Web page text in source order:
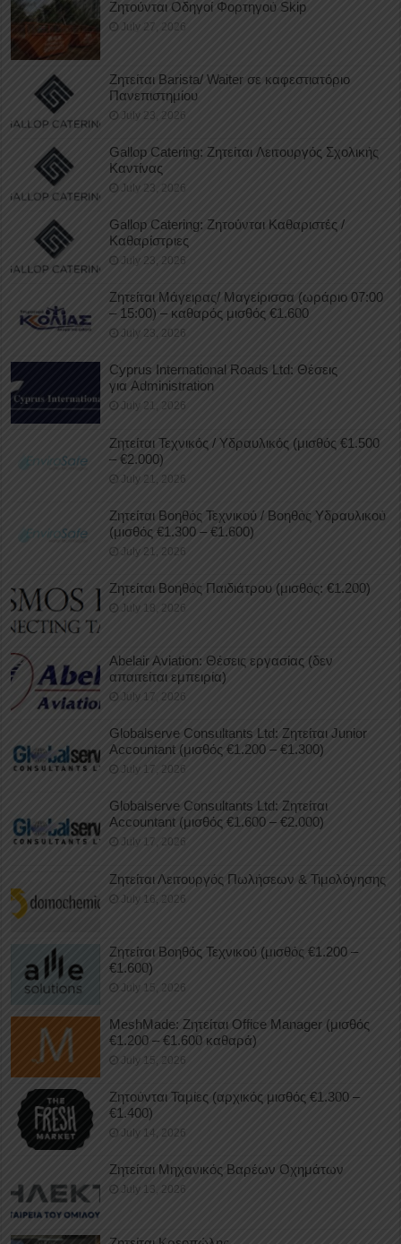
Ζητούνται Οδηγοί Φορτηγού Skip
July 27, 2026
Ζητείται Barista/ Waiter σε καφεστιατόριο
Πανεπιστημίου
July 23, 2026
Gallop Catering: Ζητείται Λειτουργός Σχολικής
Καντίνας
July 23, 2026
Gallop Catering: Ζητούνται Καθαριστές /
Καθαρίστριες
July 23, 2026
Ζητείται Μάγειρας/ Μαγείρισσα (ωράριο 07:00
– 15:00) – καθαρός μισθός €1.600
July 23, 2026
Cyprus International Roads Ltd: Θέσεις
για Administration
July 21, 2026
Ζητείται Τεχνικός / Υδραυλικός (μισθός €1.500
– €2.000)
July 21, 2026
Ζητείται Βοηθός Τεχνικού / Βοηθός Υδραυλικού
(μισθός €1.300 – €1.600)
July 21, 2026
Ζητείται Βοηθός Παιδιάτρου (μισθός: €1.200)
July 18, 2026
Abelair Aviation: Θέσεις εργασίας (δεν
απαιτείται εμπειρία)
July 17, 2026
Globalserve Consultants Ltd: Ζητείται Junior
Accountant (μισθός €1.200 – €1.300)
July 17, 2026
Globalserve Consultants Ltd: Ζητείται
Accountant (μισθός €1.600 – €2.000)
July 17, 2026
Ζητείται Λειτουργός Πωλήσεων & Τιμολόγησης
July 16, 2026
Ζητείται Βοηθός Τεχνικού (μισθός €1.200 –
€1.600)
July 15, 2026
MeshMade: Ζητείται Office Manager (μισθός
€1.200 – €1.600 καθαρά)
July 15, 2026
Ζητούνται Ταμίες (αρχικός μισθός €1.300 –
€1.400)
July 14, 2026
Ζητείται Μηχανικός Βαρέων Οχημάτων
July 13, 2026